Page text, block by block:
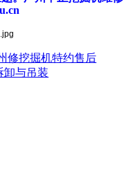
修挖掘机特约售后
卸与吊装